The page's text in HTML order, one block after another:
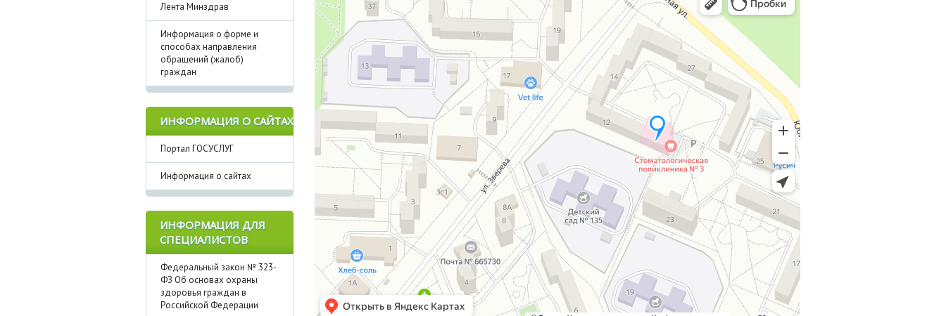
Лента Минздрав
Информация о форме и
способах направления
обращений (жалоб)
граждан
ИНФОРМАЦИЯ О САЙТАХ
Портал ГОСУСЛУГ
Информация о сайтах
ИНФОРМАЦИЯ ДЛЯ
СПЕЦИАЛИСТОВ
Федеральный закон № 323-
ФЗ Об основах охраны
здоровья граждан в
Российской Федерации